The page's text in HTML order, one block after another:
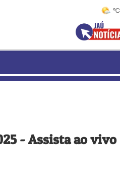
°C
- Assista ao vivo